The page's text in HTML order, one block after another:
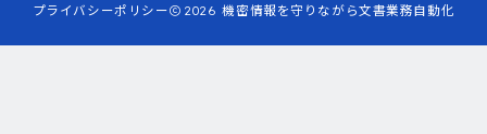
プライバシーポリシー 2026 機密情報を守りながら文書業務自動化